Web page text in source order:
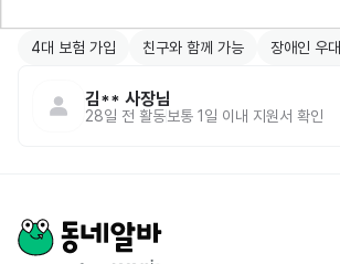
4대 보험 가입 친구와 함께 가능 장애인 우대
김** 사장님
28일 전 활동 보통 1일 이내 지원서 확인